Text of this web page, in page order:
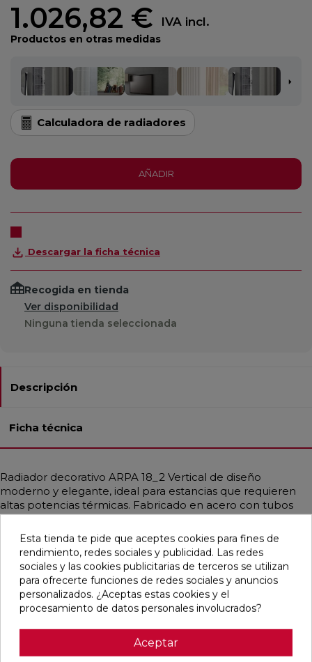
1.026,82 € IVA incl.
Productos en otras medidas
Calculadora de radiadores
AÑADIR
Descargar la ficha técnica
Recogida en tienda
Ver disponibilidad
Ninguna tienda seleccionada
Descripción
Ficha técnica
Radiador decorativo ARPA 18_2 Vertical de diseño
moderno y elegante, ideal para estancias que requieren
altas potencias térmicas. Fabricado en acero con tubos
verticales de Ø18 mm y colectores de Ø30 mm, ofrece una
estética sobria con gran modularidad. Perfecto para
calderas de condensación y bombas de calor, proporciona
un calor uniforme adaptado a instalaciones de baja
temperatura. Disponible en diferentes medidas, alcanza
potencias de hasta 3708 W. Incluye purgador, tapón ciego
y soportes a juego. Presión máx.: 10 bar. Temp. máx.: 95 °C.
Esta tienda te pide que aceptes cookies para fines de
rendimiento, redes sociales y publicidad. Las redes
sociales y las cookies publicitarias de terceros se utilizan
para ofrecerte funciones de redes sociales y anuncios
personalizados. ¿Aceptas estas cookies y el
procesamiento de datos personales involucrados?
Aceptar